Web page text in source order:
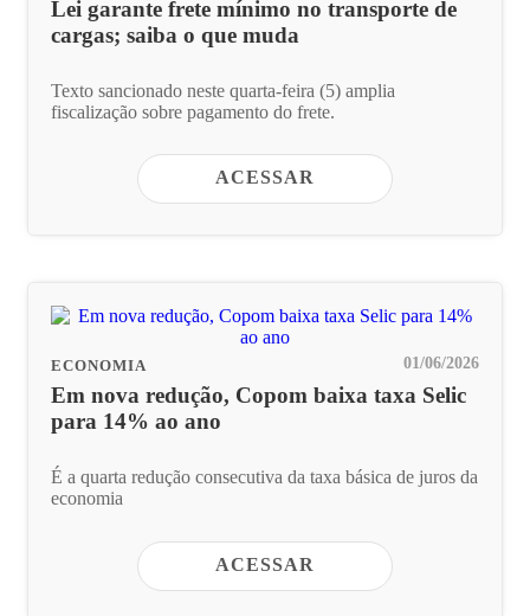
Lei garante frete mínimo no transporte de
cargas; saiba o que muda
Texto sancionado neste quarta-feira (5) amplia
fiscalização sobre pagamento do frete.
ACESSAR
ECONOMIA 01/06/2026
Em nova redução, Copom baixa taxa Selic
para 14% ao ano
É a quarta redução consecutiva da taxa básica de juros da
economia
ACESSAR